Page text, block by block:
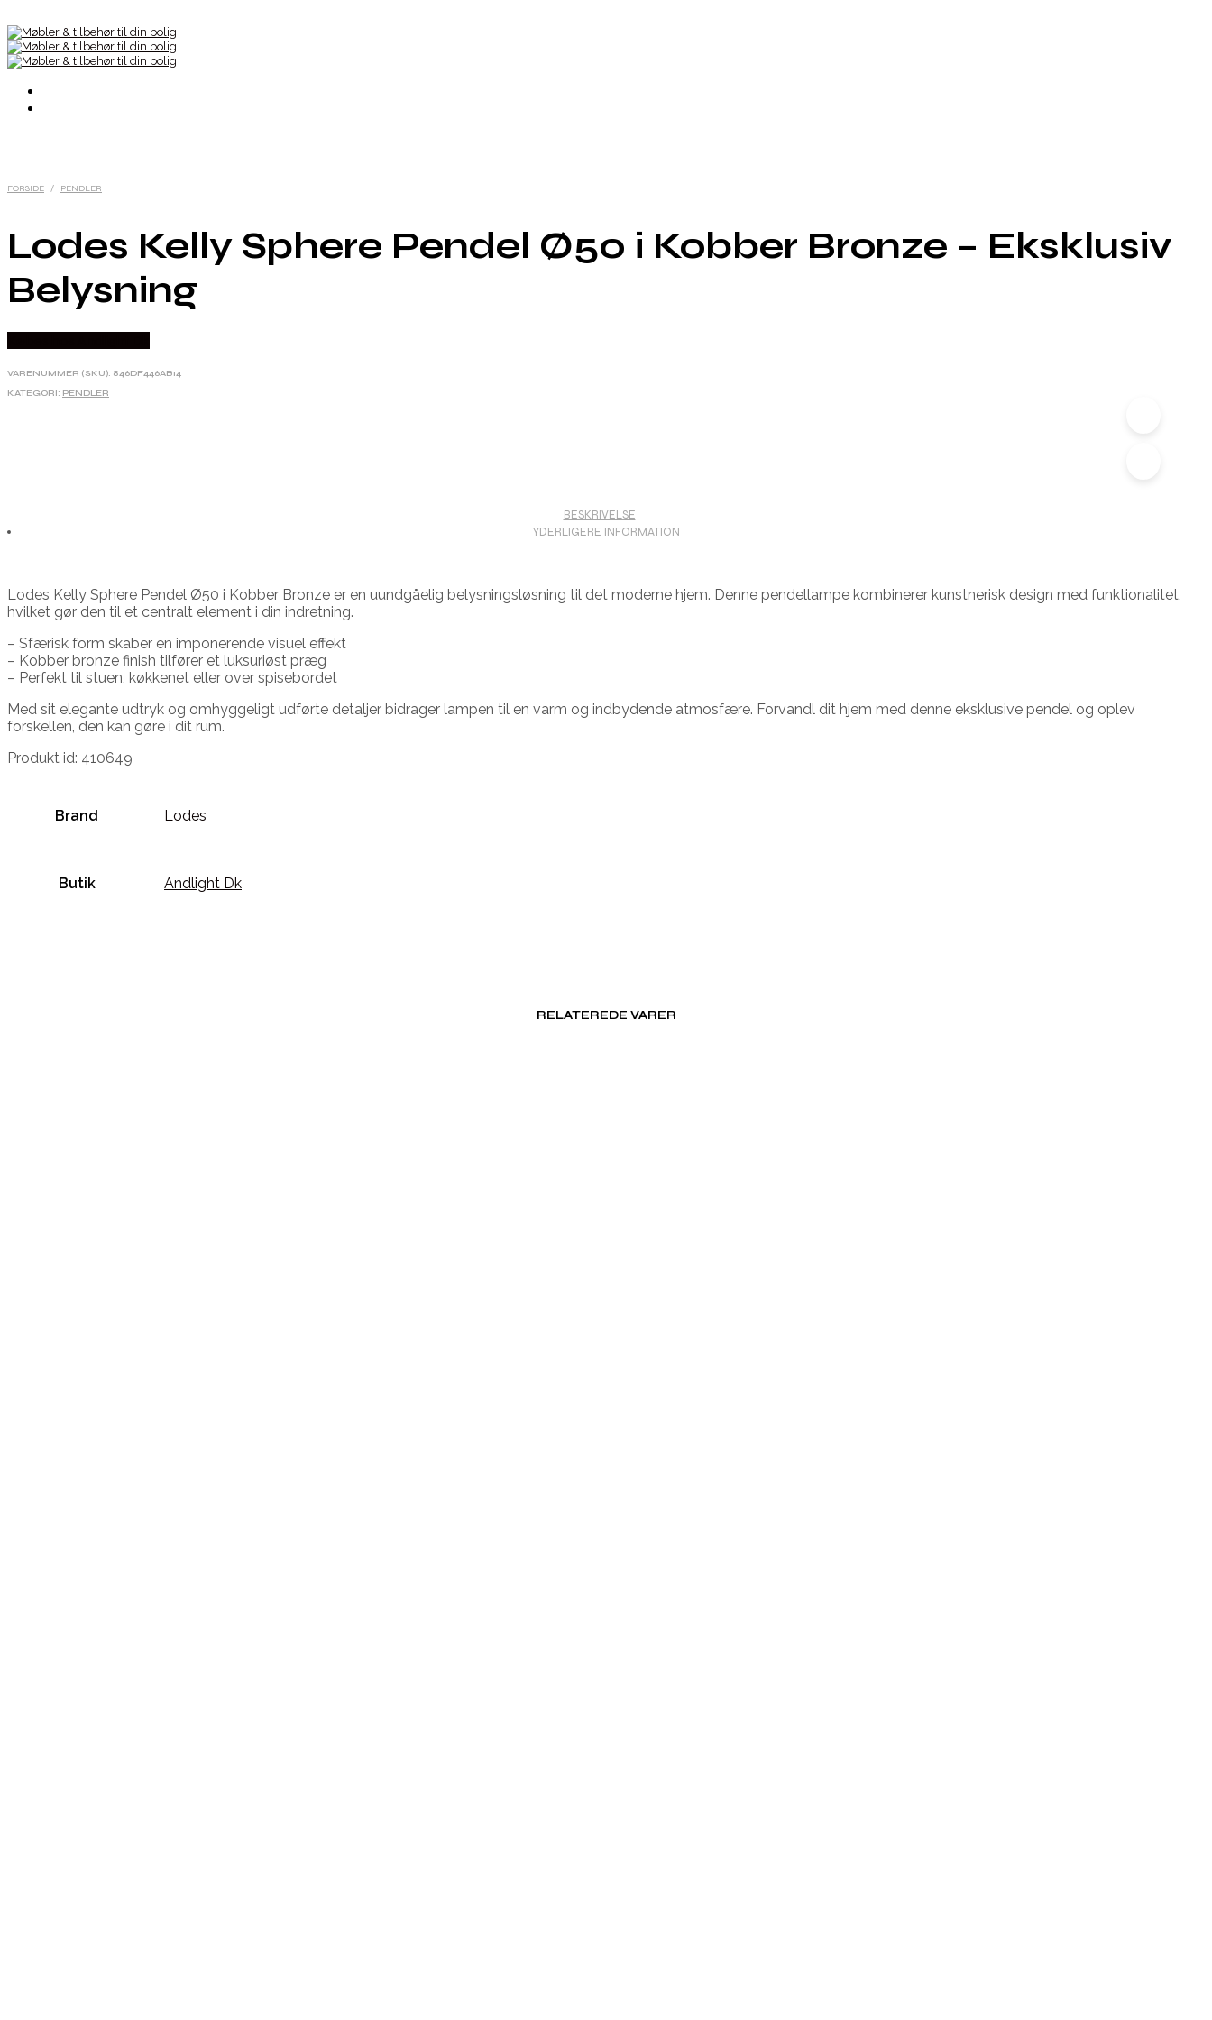
FORSIDE / PENDLER
Lodes Kelly Sphere Pendel Ø50 i Kobber Bronze – Eksklusiv
Belysning
VARENUMMER (SKU): 846DF446AB14
KATEGORI: PENDLER
BESKRIVELSE
YDERLIGERE INFORMATION
Lodes Kelly Sphere Pendel Ø50 i Kobber Bronze er en uundgåelig belysningsløsning til det moderne hjem. Denne pendellampe kombinerer kunstnerisk design med funktionalitet,
hvilket gør den til et centralt element i din indretning.
– Sfærisk form skaber en imponerende visuel effekt
– Kobber bronze finish tilfører et luksuriøst præg
– Perfekt til stuen, køkkenet eller over spisebordet
Med sit elegante udtryk og omhyggeligt udførte detaljer bidrager lampen til en varm og indbydende atmosfære. Forvandl dit hjem med denne eksklusive pendel og oplev
forskellen, den kan gøre i dit rum.
Produkt id: 410649
Brand Lodes
Butik Andlight Dk
RELATEREDE VARER